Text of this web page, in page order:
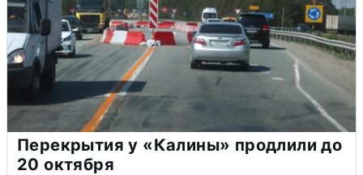
Перекрытия у «Калины» продлили до
20 октября